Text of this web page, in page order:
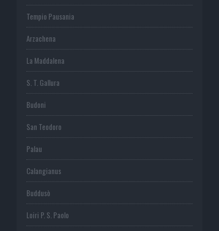
Tempio Pausania
Arzachena
La Maddalena
S. T. Gallura
Budoni
San Teodoro
Palau
Calangianus
Buddusò
Loiri P. S. Paolo